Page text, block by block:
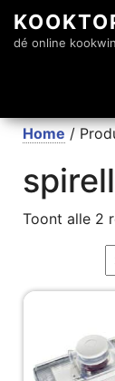
dé online
Home /
Toont alle 2